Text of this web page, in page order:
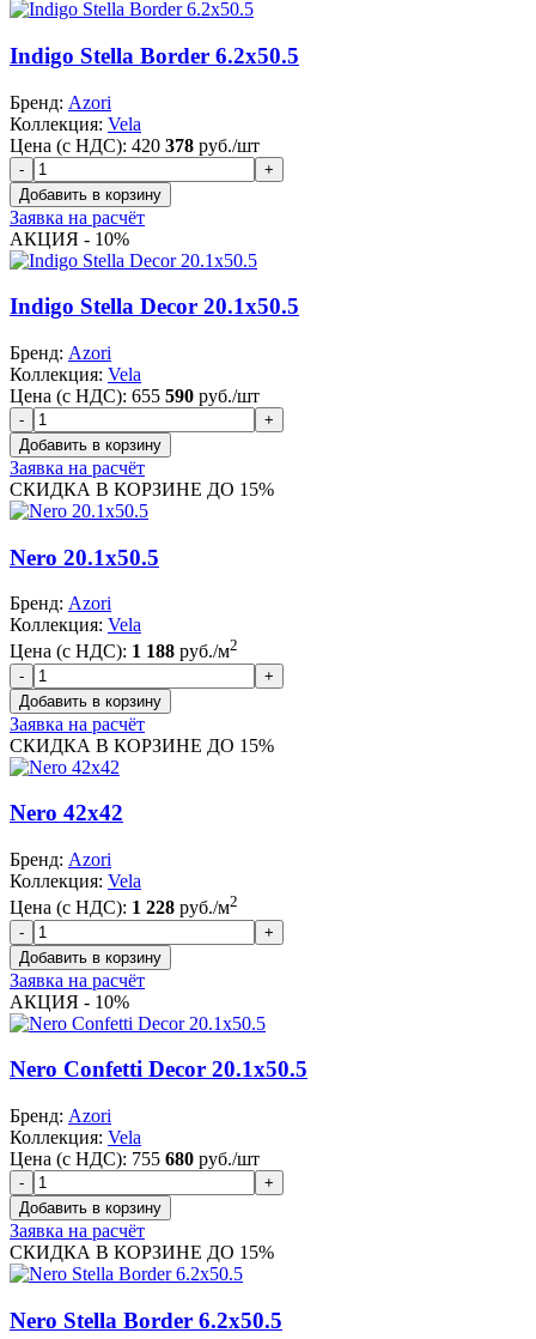
Indigo Stella Border 6.2x50.5
Бренд: Azori
Коллекция: Vela
Цена (с НДС): 420 378 руб./шт
Заявка на расчёт
АКЦИЯ - 10%
Indigo Stella Decor 20.1x50.5
Бренд: Azori
Коллекция: Vela
Цена (с НДС): 655 590 руб./шт
Заявка на расчёт
СКИДКА В КОРЗИНЕ ДО 15%
Nero 20.1x50.5
Бренд: Azori
Коллекция: Vela
Цена (с НДС): 1 188 руб./м2
Заявка на расчёт
СКИДКА В КОРЗИНЕ ДО 15%
Nero 42x42
Бренд: Azori
Коллекция: Vela
Цена (с НДС): 1 228 руб./м2
Заявка на расчёт
АКЦИЯ - 10%
Nero Confetti Decor 20.1x50.5
Бренд: Azori
Коллекция: Vela
Цена (с НДС): 755 680 руб./шт
Заявка на расчёт
СКИДКА В КОРЗИНЕ ДО 15%
Nero Stella Border 6.2x50.5